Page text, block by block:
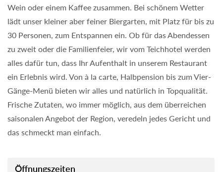
Wein oder einem Kaffee zusammen. Bei schönem Wetter
lädt unser kleiner aber feiner Biergarten, mit Platz für bis zu
30 Personen, zum Entspannen ein. Ob für das Abendessen
zu zweit oder die Familienfeier, wir vom Teichhotel werden
alles dafür tun, dass Ihr Aufenthalt in unserem Restaurant
ein Erlebnis wird. Von à la carte, Halbpension bis zum Vier-
Gänge-Menü bieten wir alles und natürlich in Topqualität.
Frische Zutaten, wo immer möglich, aus dem überreichen
saisonalen Angebot der Region, veredeln jedes Gericht und
das schmeckt man einfach.
Öffnungszeiten